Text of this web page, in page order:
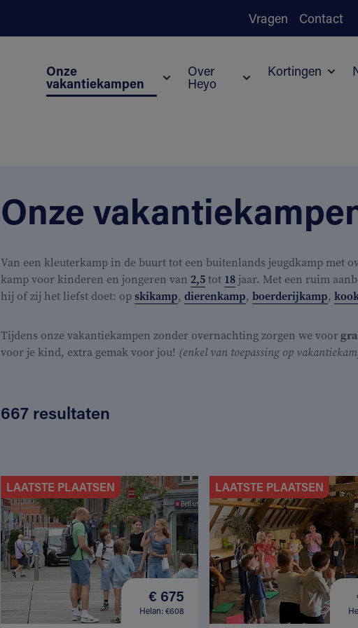
Vragen Contact
Onze
vakantiekampen
Submenu voor Onze vakantiekampen
Over
Heyo
Kortingen
Onze
Van een kleuterkamp in de buurt tot een buitenlands jeugdkamp met
kamp voor kinderen en jongeren van 2,5tot 18 jaar. Met een ruim
hij of zij het liefst doet: opskikamp, dierenkamp, boerderijkamp,
Tijdens onze vakantiekampen zonder overnachting zorgen we voor
voor je kind, extra gemak voor jou! (enkel van toepassing op
667 resultaten
LAATSTE PLAATSEN
€ 675
Helan: €608
LAATSTE PLAATSEN